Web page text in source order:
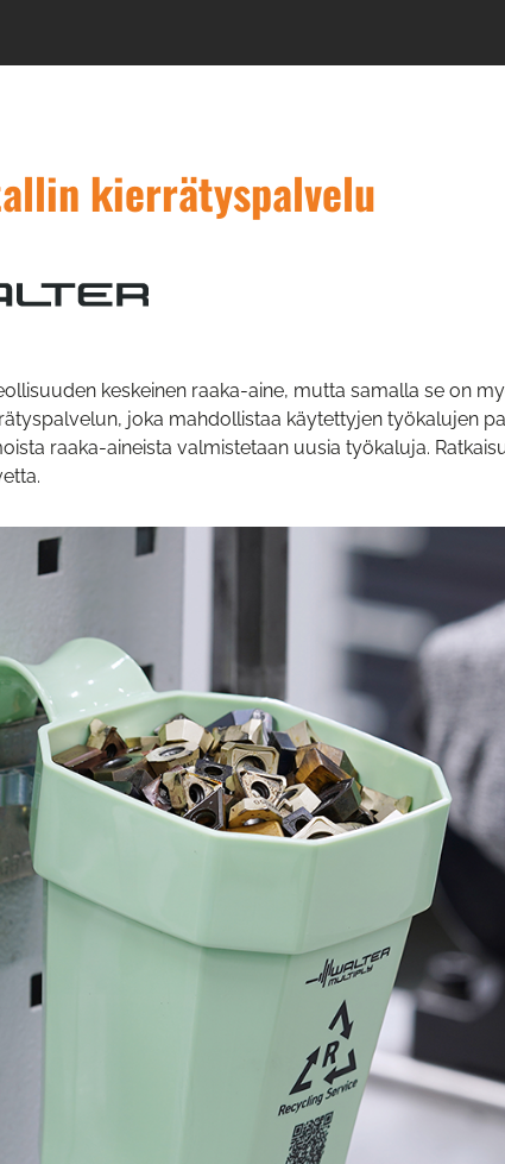
kierrätyspalvelu
keskeinen raaka-aine, mutta samalla se on
joka mahdollistaa käytettyjen työkalujen
raaka-aineista valmistetaan uusia työkaluja.